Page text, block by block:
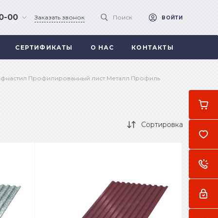
00 Заказать звонок Поиск ВОЙТИ
СЕРТИФИКАТЫ О НАС КОНТАКТЫ
Профилированный лист Металл Профиль
Сортировка